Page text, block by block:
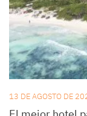
13 DE AGOSTO DE